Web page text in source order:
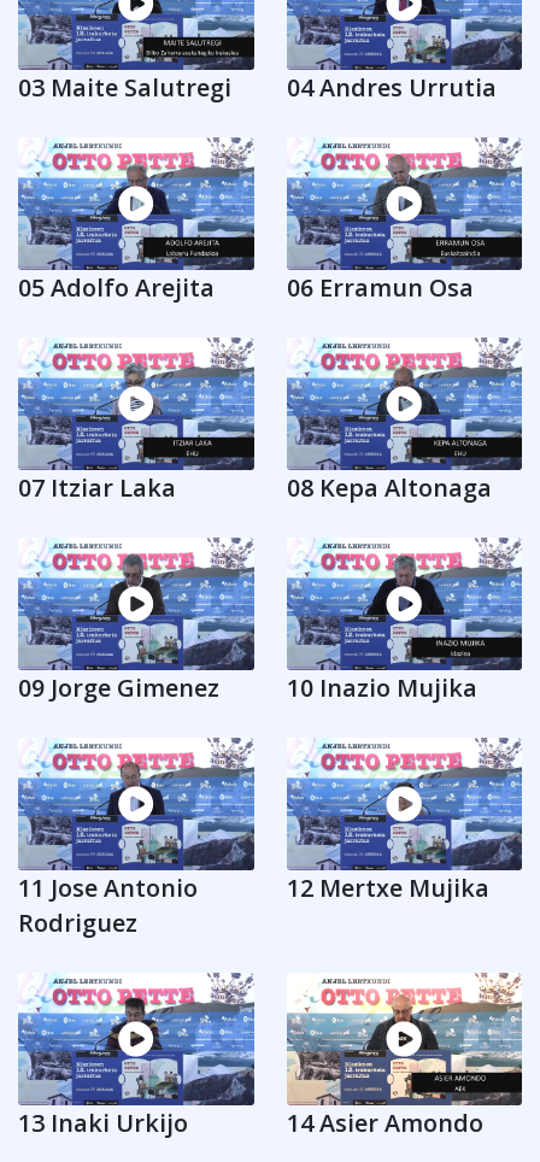
03 Maite Salutregi 04 Andres Urrutia
05 Adolfo Arejita 06 Erramun Osa
07 Itziar Laka 08 Kepa Altonaga
09 Jorge Gimenez 10 Inazio Mujika
11 Jose Antonio
Rodriguez
12 Mertxe Mujika
13 Inaki Urkijo 14 Asier Amondo